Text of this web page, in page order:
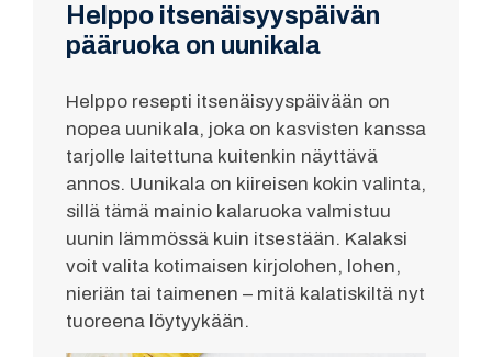
Helppo itsenäisyyspäivän
pääruoka on uunikala
Helppo resepti itsenäisyyspäivään on
nopea uunikala, joka on kasvisten kanssa
tarjolle laitettuna kuitenkin näyttävä
annos. Uunikala on kiireisen kokin valinta,
sillä tämä mainio kalaruoka valmistuu
uunin lämmössä kuin itsestään. Kalaksi
voit valita kotimaisen kirjolohen, lohen,
nieriän tai taimenen – mitä kalatiskiltä nyt
tuoreena löytyykään.